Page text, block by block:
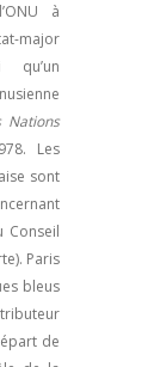
à
major
qu’un
Nations
Les
sont
Paris
bleus
de